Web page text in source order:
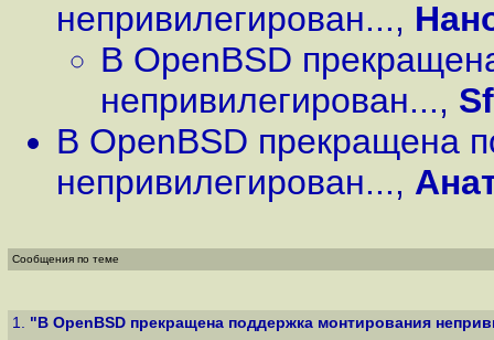
непривилегирован...,
В OpenBSD
непривилегирован...,
В OpenBSD прекращена
непривилегирован...,
Сообщения по теме
1. "В OpenBSD прекращена поддержка монтирования